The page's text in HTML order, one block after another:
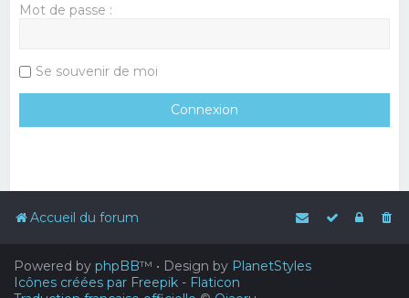
Mot de passe :
Se souvenir de moi
Accueil du forum
Powered by phpBB™ • Design by PlanetStyles
Icônes créées par Freepik - Flaticon